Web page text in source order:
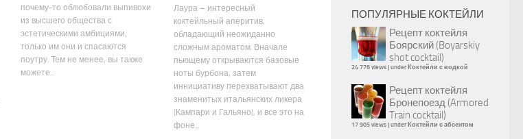
почему-то облюбовали выпивохи
из высшего общества с
эстетическими амбициями,
только им они и спасаются
поутру. Тем не менее, вы также
можете...
Лаура – интересный
коктейльный аперитив,
обладающий неожиданно
сложным ароматом. Вначале
пьющему открываются базовые
ноты бурбона, затем
иннициативу перехватывают два
знаменитых итальянских ликера
(Кампари и Гальяно), и все это на
фоне...
ПОПУЛЯРНЫЕ КОКТЕЙЛИ
Рецепт коктейля
Боярский (Boyarskiy
shot cocktail)
24 776 views | under Коктейли с водкой
Рецепт коктейля
Бронепоезд (Armored
Train cocktail)
17 905 views | under Коктейли с абсентом